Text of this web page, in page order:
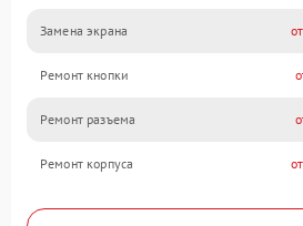
Замена экрана
Ремонт кнопки
Ремонт разъема
Ремонт корпуса